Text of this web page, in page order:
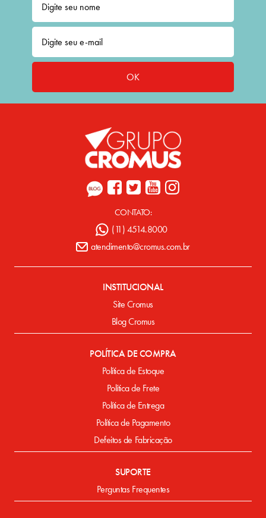
OK
CONTATO:
(11) 4514.8000
atendimento@cromus.com.br
INSTITUCIONAL
Site Cromus
Blog Cromus
POLÍTICA DE COMPRA
Política de Estoque
Política de Frete
Política de Entrega
Política de Pagamento
Defeitos de Fabricação
SUPORTE
Perguntas Frequentes